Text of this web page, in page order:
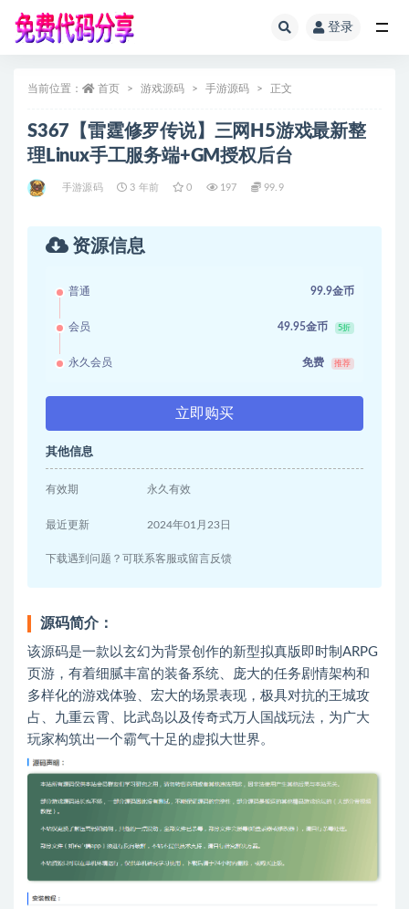
登录
当前位置： 首页 游戏源码 手游源码 正文
S367【雷霆修罗传说】三网H5游戏最新整
理Linux手工服务端+GM授权后台
手游源码 3 年前 0 197 99.9
资源信息
普通 99.9金币
会员 49.95金币 5折
永久会员 免费 推荐
立即购买
其他信息
有效期 永久有效
最近更新 2024年01月23日
下载遇到问题？可联系客服或留言反馈
源码简介：
该源码是一款以玄幻为背景创作的新型拟真版即时制ARPG
页游，有着细腻丰富的装备系统、庞大的任务剧情架构和
多样化的游戏体验、宏大的场景表现，极具对抗的王城攻
占、九重云霄、比武岛以及传奇式万人国战玩法，为广大
玩家构筑出一个霸气十足的虚拟大世界。